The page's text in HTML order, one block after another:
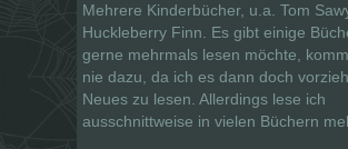
Mehrere Kinderbücher, u.a. Tom
Huckleberry Finn. Es gibt einige
gerne mehrmals lesen möchte,
nie dazu, da ich es dann doch
Neues zu lesen. Allerdings lese ich
ausschnittweise in vielen Büchern